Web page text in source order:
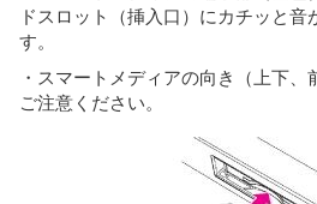
ドスロット（挿入口）にカチッと音
す。
・スマートメディアの向き（上下、
ご注意ください。